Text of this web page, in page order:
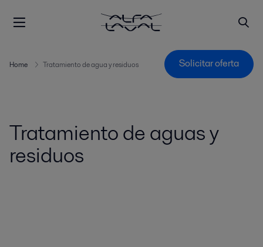
Home Tratamiento de agua y residuos Solicitar oferta
Tratamiento de aguas y
residuos